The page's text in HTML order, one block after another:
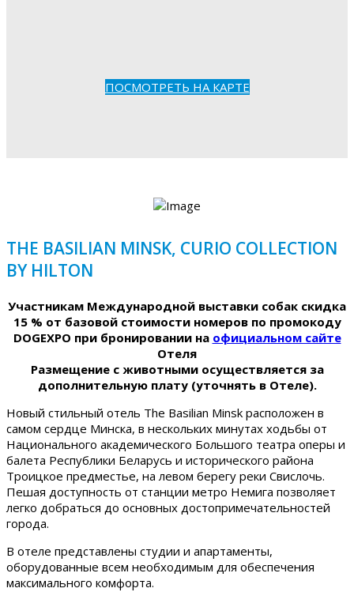
ПОСМОТРЕТЬ НА КАРТЕ
THE BASILIAN MINSK, CURIO COLLECTION
BY HILTON
Участникам Международной выставки собак скидка
15 % от базовой стоимости номеров по промокоду
DOGEXPO при бронировании на официальном сайте
Отеля
Размещение с животными осуществляется за
дополнительную плату (уточнять в Отеле).
Новый стильный отель The Basilian Minsk расположен в
самом сердце Минска, в нескольких минутах ходьбы от
Национального академического Большого театра оперы и
балета Республики Беларусь и исторического района
Троицкое предместье, на левом берегу реки Свислочь.
Пешая доступность от станции метро Немига позволяет
легко добраться до основных достопримечательностей
города.
В отеле представлены студии и апартаменты,
оборудованные всем необходимым для обеспечения
максимального комфорта.